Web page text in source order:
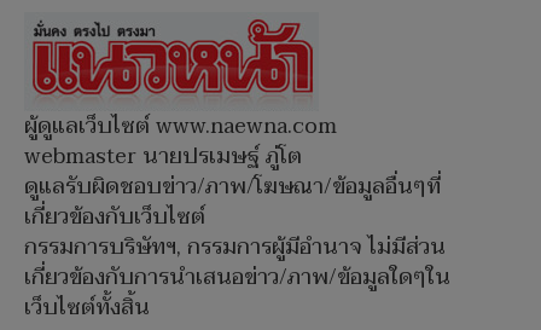
ผู้ดูแลเว็บไซต์ www.naewna.com
webmaster นายปรเมษฐ์ ภู่โต
ดูแลรับผิดชอบข่าว/ภาพ/โฆษณา/ข้อมูลอื่นๆที่
เกี่ยวข้องกับเว็บไซต์
กรรมการบริษัทฯ, กรรมการผู้มีอำนาจ ไม่มีส่วน
เกี่ยวข้องกับการนำเสนอข่าว/ภาพ/ข้อมูลใดๆใน
เว็บไซต์ทั้งสิ้น